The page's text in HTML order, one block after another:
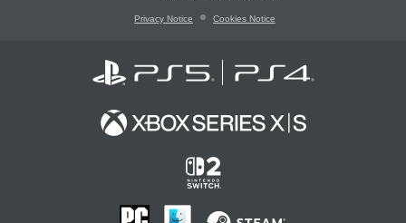
Privacy Notice Cookies Notice